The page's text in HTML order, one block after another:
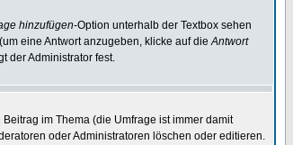
hinzufügen-Option unterhalb der Textbox sehen
eine Antwort anzugeben, klicke auf dieAntwort
der Administrator fest.
im Thema (die Umfrage ist immer damit
oder Administratoren löschen oder editieren.